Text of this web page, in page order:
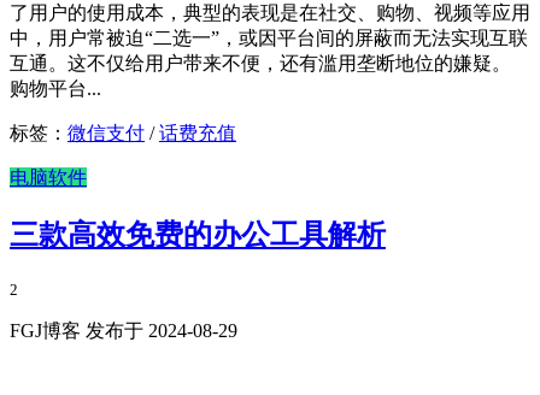
了用户的使用成本，典型的表现是在社交、购物、视频等应用
中，用户常被迫“二选一”，或因平台间的屏蔽而无法实现互联
互通。这不仅给用户带来不便，还有滥用垄断地位的嫌疑。
购物平台...
标签： 微信支付 /话费充值
电脑软件
三款高效免费的办公工具解析
2
FGJ博客 发布于 2024-08-29